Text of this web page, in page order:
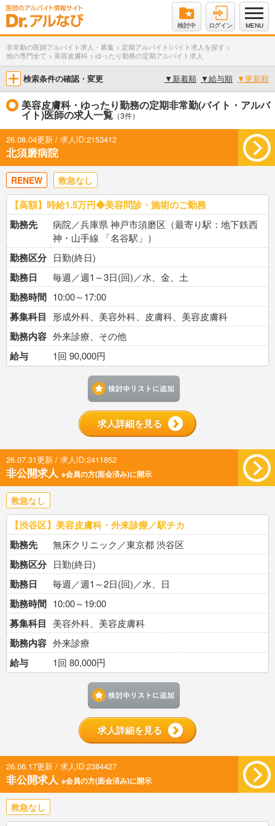
検討中 ログイン MENU
非常勤の医師アルバイト求人・募集 > 定期アルバイト/バイト求人を探す >
他の専門全て > 美容皮膚科 > ゆったり勤務の定期アルバイト求人
検索条件の確認・変更 ▼ 新着順 ▼給与順 ▼更新順
美容皮膚科・ゆったり勤務の定期非常勤(バイト・アルバ
イト)医師の求人一覧 （3件）
26.08.04更新 / 求人ID:2153412
北須磨病院
RENEW 救急なし
【高額】時給1.5万円◆美容問診・施術のご勤務
勤務先
病院／兵庫県 神戸市須磨区（最寄り駅：地下鉄西
神・山手線 「名谷駅」）
勤務区分 日勤(終日)
勤務日 毎週／週1～3日(回)／水、金、土
勤務時間 10:00～17:00
募集科目 形成外科、美容外科、皮膚科、美容皮膚科
勤務内容 外来診療、その他
給与 1回 90,000円
求人詳細を見る
26.07.31更新 / 求人ID:2411852
非公開求人 ※会員の方(面会済み)に開示
救急なし
【渋谷区】美容皮膚科・外来診療／駅チカ
勤務先
無床クリニック／東京都 渋谷区
勤務区分 日勤(終日)
勤務日 毎週／週1～2日(回)／水、日
勤務時間 10:00～19:00
募集科目 美容外科、美容皮膚科
勤務内容 外来診療
給与 1回 80,000円
求人詳細を見る
26.06.17更新 / 求人ID:2384427
非公開求人 ※会員の方(面会済み)に開示
救急なし